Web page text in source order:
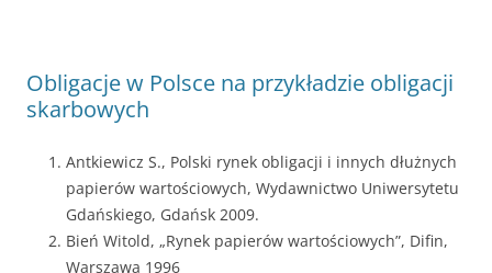
Obligacje w Polsce na przykładzie obligacji
skarbowych
Antkiewicz S., Polski rynek obligacji i innych dłużnych
papierów wartościowych, Wydawnictwo Uniwersytetu
Gdańskiego, Gdańsk 2009.
Bień Witold, „Rynek papierów wartościowych”, Difin,
Warszawa 1996